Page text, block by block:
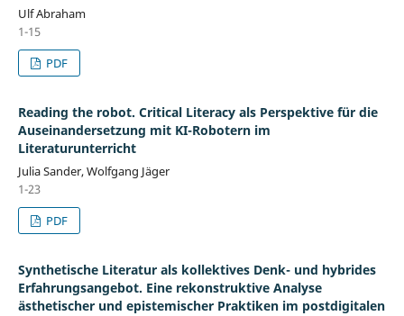
Ulf Abraham
1-15
PDF
Reading the robot. Critical Literacy als Perspektive für die
Auseinandersetzung mit KI-Robotern im
Literaturunterricht
Julia Sander, Wolfgang Jäger
1-23
PDF
Synthetische Literatur als kollektives Denk- und hybrides
Erfahrungsangebot. Eine rekonstruktive Analyse
ästhetischer und epistemischer Praktiken im postdigitalen